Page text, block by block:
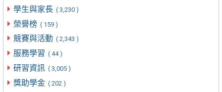
學生與家長 ( 3,230 )
榮譽榜 ( 159 )
競賽與活動 ( 2,343 )
服務學習 ( 44 )
研習資訊 ( 3,005 )
獎助學金 ( 202 )